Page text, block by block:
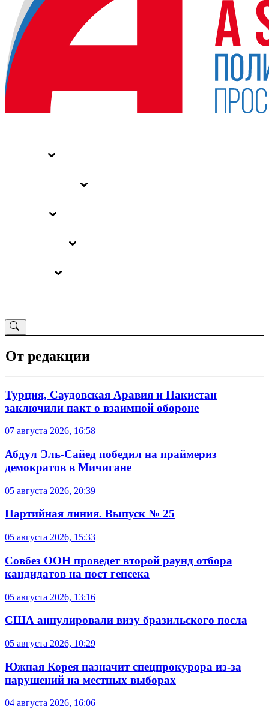
От редакции
Турция, Саудовская Аравия и Пакистан
заключили пакт о взаимной обороне
07 августа 2026, 16:58
Абдул Эль-Сайед победил на праймериз
демократов в Мичигане
05 августа 2026, 20:39
Партийная линия. Выпуск № 25
05 августа 2026, 15:33
Совбез ООН проведет второй раунд отбора
кандидатов на пост генсека
05 августа 2026, 13:16
США аннулировали визу бразильского посла
05 августа 2026, 10:29
Южная Корея назначит спецпрокурора из-за
нарушений на местных выборах
04 августа 2026, 16:06